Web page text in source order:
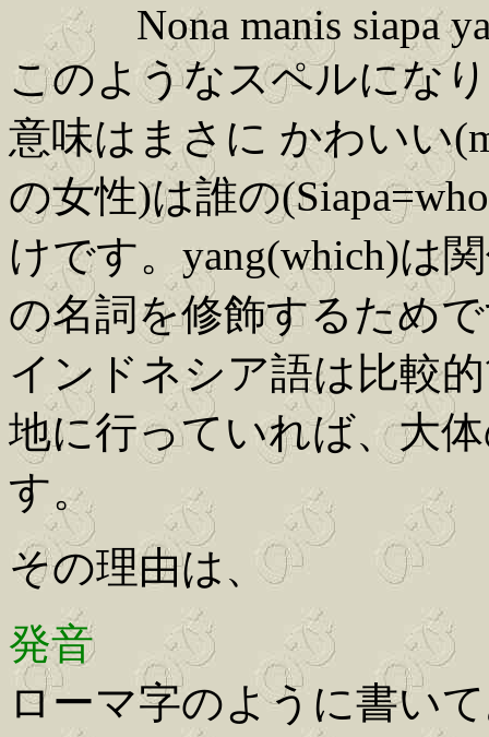
Nona manis siapa
このようなスペルにな
意味はまさに かわいい
の女性)は誰の
けです。yang(which)は
の名詞を修飾するため
インドネシア語は比較
地に行っていれば、大
す。
その理由は、
発音
ローマ字のように書い